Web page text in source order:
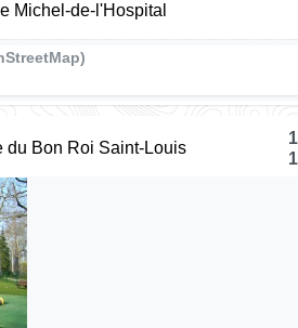
Michel-de-l'Hospital
du Bon Roi Saint-Louis
1
1